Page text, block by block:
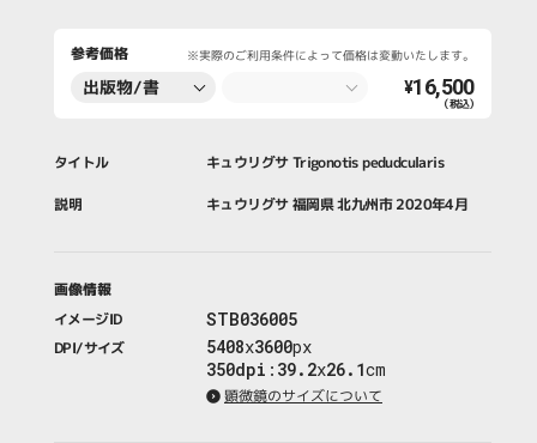
参考価格 ※実際のご利用条件によって価格は変動いたします。
出版物/書
¥16,500
（税込）
タイトル キュウリグサ Trigonotis pedudcularis
説明 キュウリグサ 福岡県 北九州市 2020年4月
画像情報
イメージID
STB036005
DPI/サイズ 5408x3600px
350dpi : 39.2x26.1cm
顕微鏡のサイズについて